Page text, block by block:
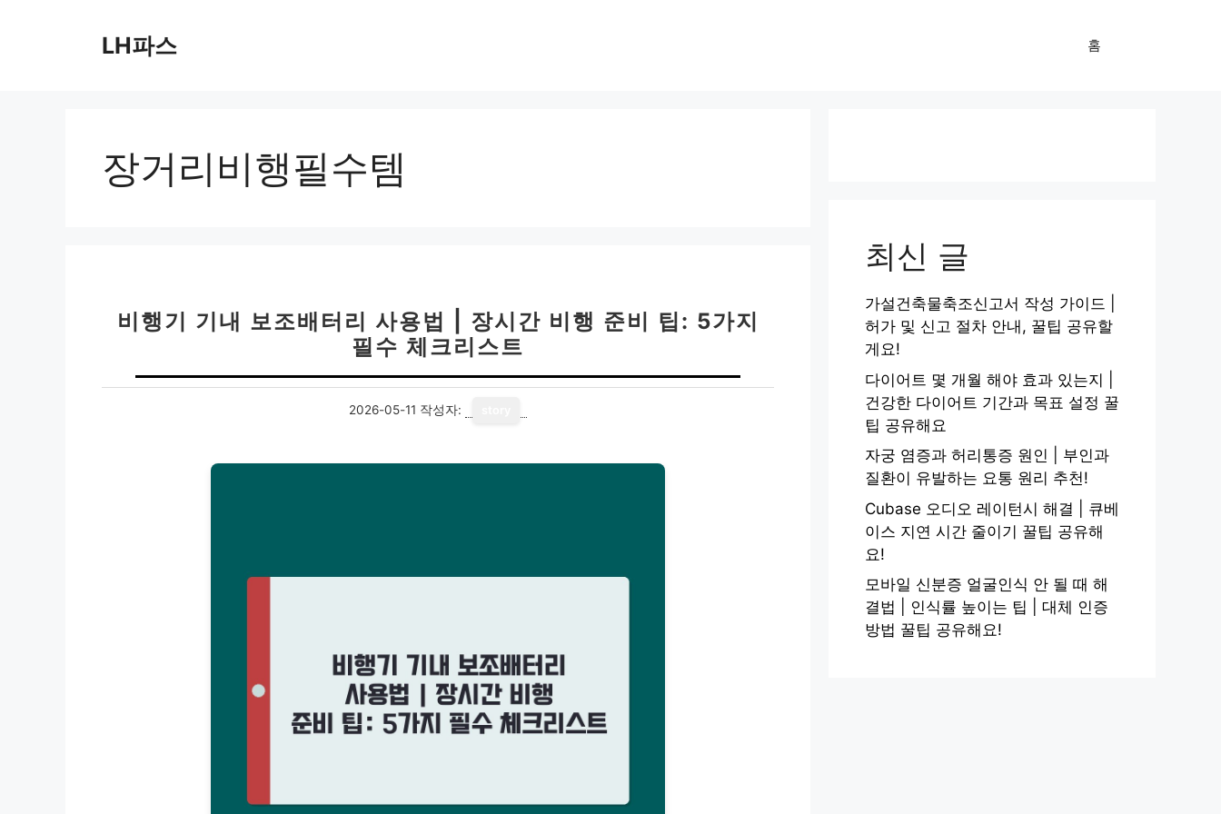
LH파스 홈
장거리비행필수템
비행기 기내 보조배터리 사용법 | 장시간 비행 준비 팁: 5가지
필수 체크리스트
2026-05-11 작성자:
최신 글
가설건축물축조신고서 작성 가이드 |
허가 및 신고 절차 안내, 꿀팁 공유할
게요!
다이어트 몇 개월 해야 효과 있는지 |
건강한 다이어트 기간과 목표 설정 꿀
팁 공유해요
자궁 염증과 허리통증 원인 | 부인과
질환이 유발하는 요통 원리 추천!
Cubase 오디오 레이턴시 해결 | 큐베
이스 지연 시간 줄이기 꿀팁 공유해
요!
모바일 신분증 얼굴인식 안 될 때 해
결법 | 인식률 높이는 팁 | 대체 인증
방법 꿀팁 공유해요!